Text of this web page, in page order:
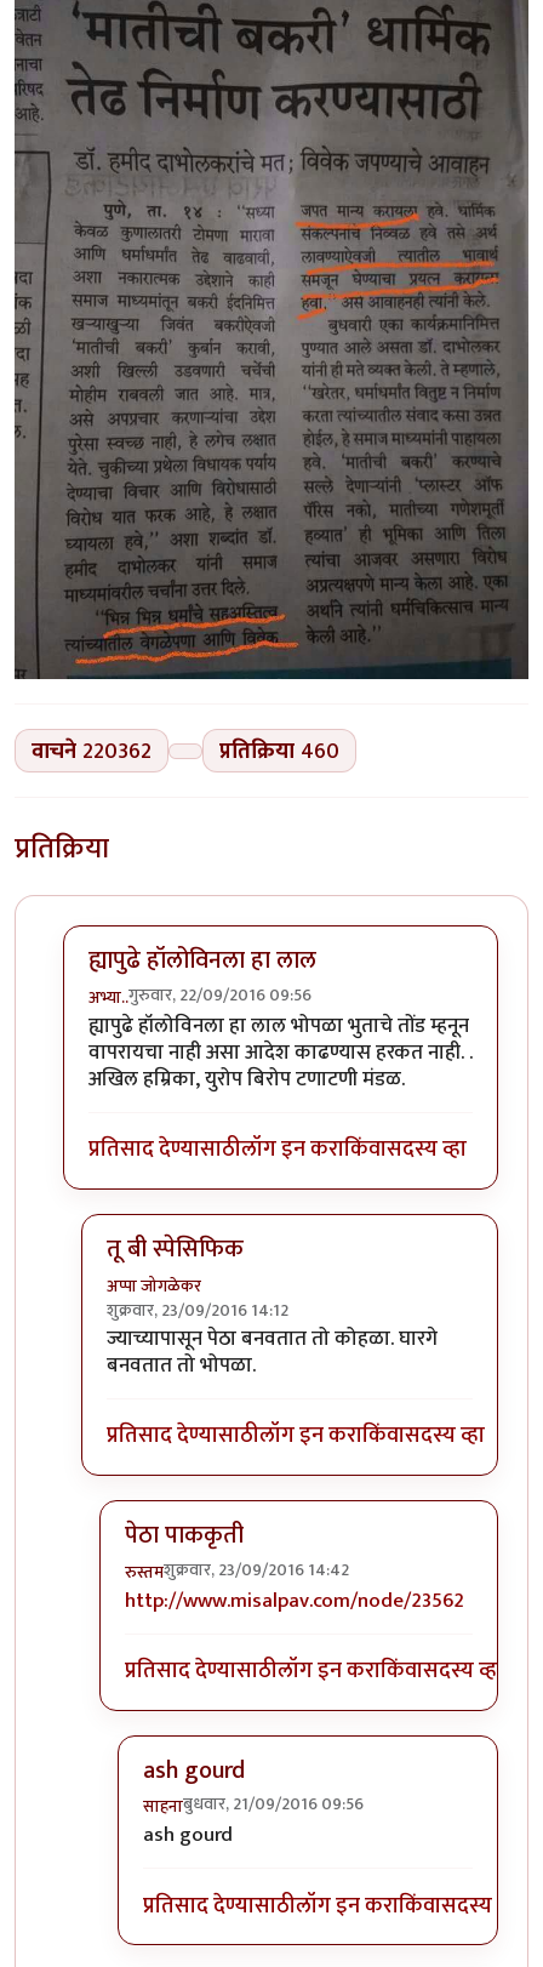
वाचने 220362 प्रतिक्रिया 460
प्रतिक्रिया
ह्यापुढे हॉलोविनला हा लाल
अभ्या..गुरुवार, 22/09/2016 09:56
In reply toकोहळा (Benincasa hispida)byडॉ सुहास
ह्यापुढे हॉलोविनला हा लाल भोपळा भुताचे तोंड म्हनून
वापरायचा नाही असा आदेश काढण्यास हरकत नाही. .
अखिल हम्रिका, युरोप बिरोप टणाटणी मंडळ.
प्रतिसाद देण्यासाठीलॉग इन कराकिंवासदस्य व्हा
तू बी स्पेसिफिक
अप्पा जोगळेकर
शुक्रवार, 23/09/2016 14:12
In reply toतांबडा भोपळा टू बी स्पेसिफिक.by
ज्याच्यापासून पेठा बनवतात तो कोहळा. घारगे
बनवतात तो भोपळा.
प्रतिसाद देण्यासाठीलॉग इन कराकिंवासदस्य व्हा
पेठा पाककृती
रुस्तमशुक्रवार, 23/09/2016 14:42
In reply toतू बी स्पेसिफिकbyअप्पा जोगळेकर
http://www.misalpav.com/node/23562
प्रतिसाद देण्यासाठीलॉग इन कराकिंवासदस्य व्हा
ash gourd
साहनाबुधवार, 21/09/2016 09:56
In reply to
ash gourd
प्रतिसाद देण्यासाठीलॉग इन कराकिंवासदस्य व्हा